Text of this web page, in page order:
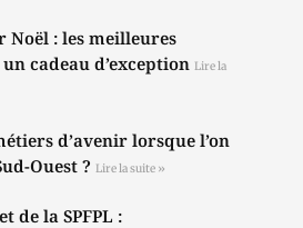
: les meilleures
cadeau d’exception Lire la
d’avenir lorsque l’on
Ouest ? Lire la suite »
de la SPFPL :